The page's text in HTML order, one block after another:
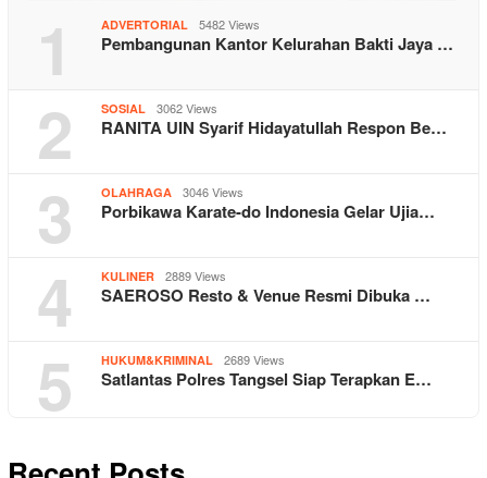
1 ADVERTORIAL 5482 Views
Pembangunan Kantor Kelurahan Bakti Jaya …
2 SOSIAL 3062 Views
RANITA UIN Syarif Hidayatullah Respon Be…
3 OLAHRAGA 3046 Views
Porbikawa Karate-do Indonesia Gelar Ujia…
4 KULINER 2889 Views
SAEROSO Resto & Venue Resmi Dibuka …
5 HUKUM&KRIMINAL 2689 Views
Satlantas Polres Tangsel Siap Terapkan E…